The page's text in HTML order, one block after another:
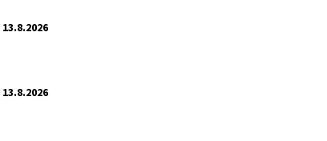
13.8.2026
13.8.2026